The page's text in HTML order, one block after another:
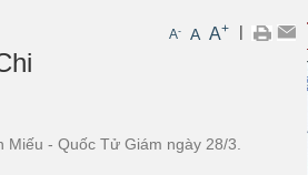
A- A A+ |
- Quốc Tử Giám ngày 28/3.